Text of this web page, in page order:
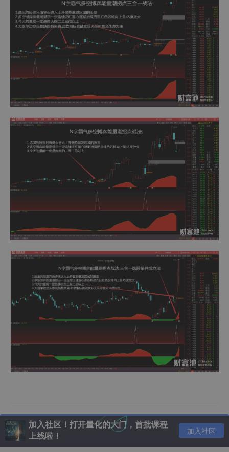
加入社区！打开量化的大门，首批课程
上线啦！
加入社区